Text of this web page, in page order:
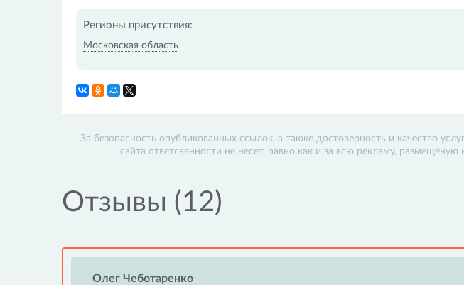
Регионы присутствия:
Московская область
За безопасность опубликованных ссылок, а также достоверность и качество
сайта ответсвенности не несет, равно как и за всю рекламу, размещеную
Отзывы (12)
Олег Чеботаренко